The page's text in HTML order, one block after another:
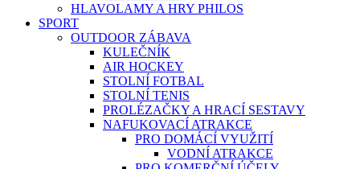
HLAVOLAMY A HRY PHILOS
SPORT
OUTDOOR ZÁBAVA
KULEČNÍK
AIR HOCKEY
STOLNÍ FOTBAL
STOLNÍ TENIS
PROLÉZAČKY A HRACÍ SESTAVY
NAFUKOVACÍ ATRAKCE
PRO DOMÁCÍ VYUŽITÍ
VODNÍ ATRAKCE